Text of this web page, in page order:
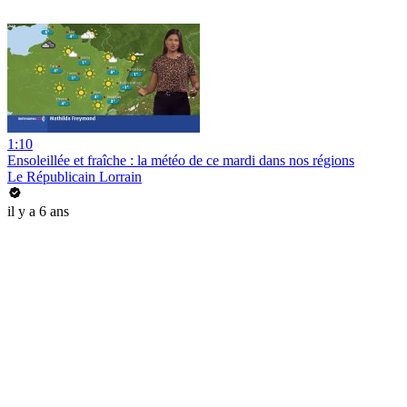
1:10
Ensoleillée et fraîche : la météo de ce mardi dans nos régions
Le Républicain Lorrain
il y a 6 ans